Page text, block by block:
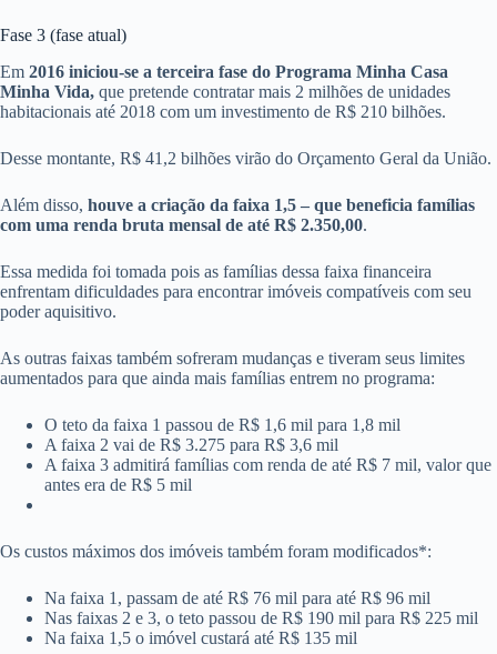
Fase 3 (fase atual)
Em 2016 iniciou-se a terceira fase do Programa Minha Casa
Minha Vida, que pretende contratar mais 2 milhões de unidades
habitacionais até 2018 com um investimento de R$ 210 bilhões.
Desse montante, R$ 41,2 bilhões virão do Orçamento Geral da União.
Além disso, houve a criação da faixa 1,5 – que beneficia famílias
com uma renda bruta mensal de até R$ 2.350,00.
Essa medida foi tomada pois as famílias dessa faixa financeira
enfrentam dificuldades para encontrar imóveis compatíveis com seu
poder aquisitivo.
As outras faixas também sofreram mudanças e tiveram seus limites
aumentados para que ainda mais famílias entrem no programa:
O teto da faixa 1 passou de R$ 1,6 mil para 1,8 mil
A faixa 2 vai de R$ 3.275 para R$ 3,6 mil
A faixa 3 admitirá famílias com renda de até R$ 7 mil, valor que
antes era de R$ 5 mil
Os custos máximos dos imóveis também foram modificados*:
Na faixa 1, passam de até R$ 76 mil para até R$ 96 mil
Nas faixas 2 e 3, o teto passou de R$ 190 mil para R$ 225 mil
Na faixa 1,5 o imóvel custará até R$ 135 mil